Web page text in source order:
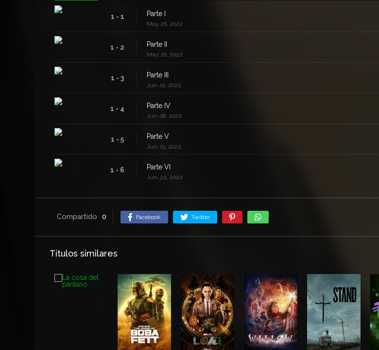
1 - 1 Parte I
May. 26, 2022
1 - 2 Parte II
May. 26, 2022
1 - 3 Parte III
Jun. 01, 2022
1 - 4 Parte IV
Jun. 08, 2022
1 - 5 Parte V
Jun. 15, 2022
1 - 6 Parte VI
Jun. 22, 2022
Compartido 0 Facebook Twitter
Títulos similares